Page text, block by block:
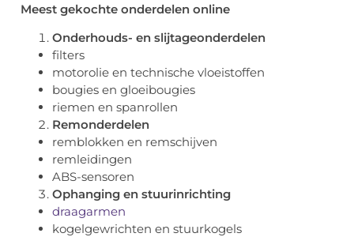
Meest gekochte onderdelen online
Onderhouds- en slijtageonderdelen
filters
motorolie en technische vloeistoffen
bougies en gloeibougies
riemen en spanrollen
Remonderdelen
remblokken en remschijven
remleidingen
ABS-sensoren
Ophanging en stuurinrichting
draagarmen
kogelgewrichten en stuurkogels